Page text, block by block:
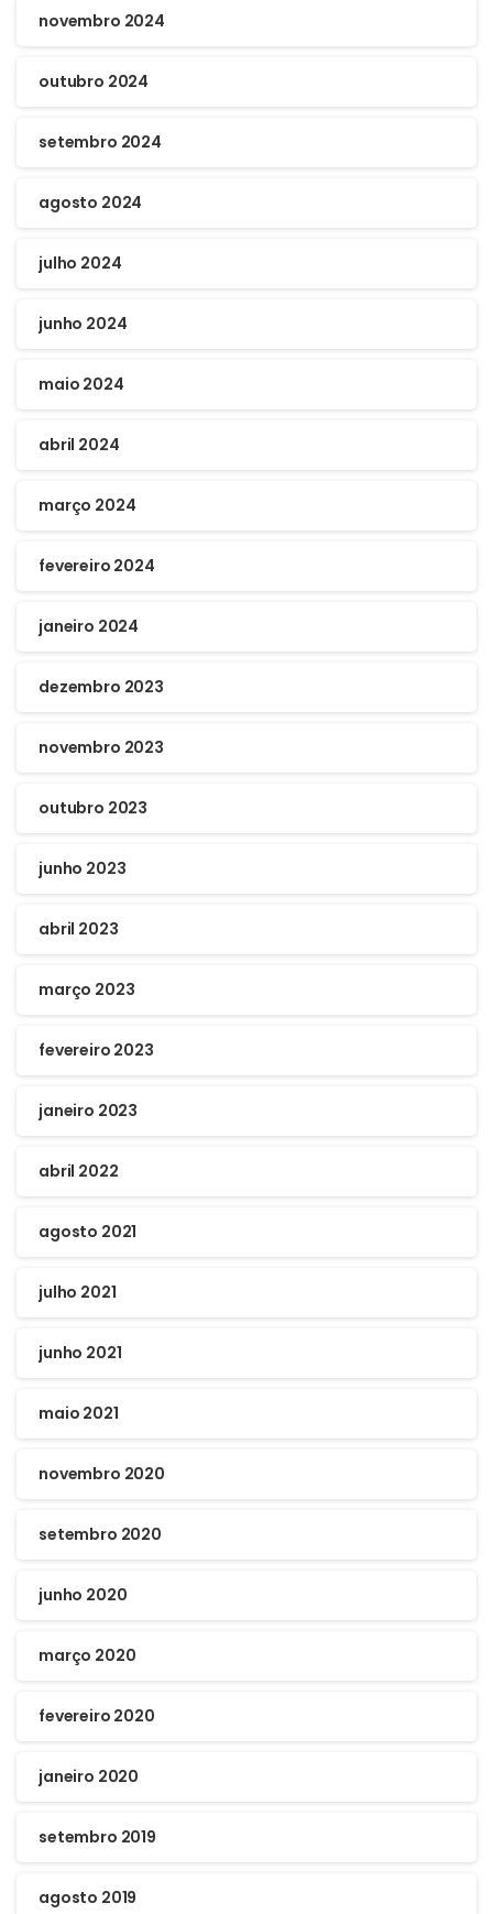
novembro 2024
outubro 2024
setembro 2024
agosto 2024
julho 2024
junho 2024
maio 2024
abril 2024
março 2024
fevereiro 2024
janeiro 2024
dezembro 2023
novembro 2023
outubro 2023
junho 2023
abril 2023
março 2023
fevereiro 2023
janeiro 2023
abril 2022
agosto 2021
julho 2021
junho 2021
maio 2021
novembro 2020
setembro 2020
junho 2020
março 2020
fevereiro 2020
janeiro 2020
setembro 2019
agosto 2019